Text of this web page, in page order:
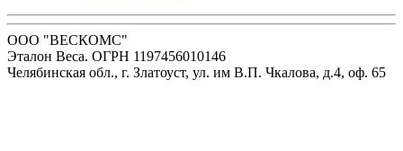
ООО "ВЕСКОМС"
Эталон Веса. ОГРН 1197456010146
Челябинская обл., г. Златоуст, ул. им В.П. Чкалова, д.4, оф. 65